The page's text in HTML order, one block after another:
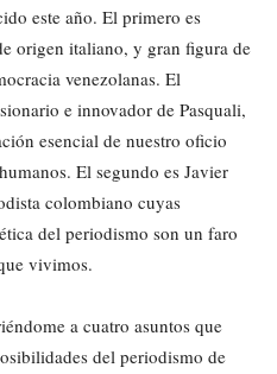
este año. El primero es
origen italiano, y gran figura de
venezolanas. El
e innovador de Pasquali,
esencial de nuestro oficio
El segundo es Javier
colombiano cuyas
del periodismo son un faro
vivimos.
a cuatro asuntos que
del periodismo de